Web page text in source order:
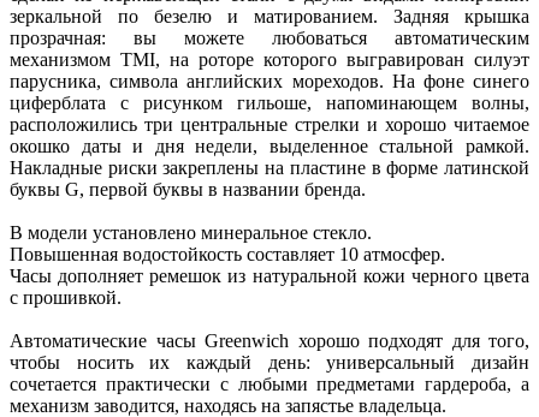
зеркальной по безелю и матированием. Задняя крышка
прозрачная: вы можете любоваться автоматическим
механизмом TMI, на роторе которого выгравирован силуэт
парусника, символа английских мореходов. На фоне синего
циферблата с рисунком гильоше, напоминающем волны,
расположились три центральные стрелки и хорошо читаемое
окошко даты и дня недели, выделенное стальной рамкой.
Накладные риски закреплены на пластине в форме латинской
буквы G, первой буквы в названии бренда.
В модели установлено минеральное стекло.
Повышенная водостойкость составляет 10 атмосфер.
Часы дополняет ремешок из натуральной кожи черного цвета
с прошивкой.
Автоматические часы Greenwich хорошо подходят для того,
чтобы носить их каждый день: универсальный дизайн
сочетается практически с любыми предметами гардероба, а
механизм заводится, находясь на запястье владельца.